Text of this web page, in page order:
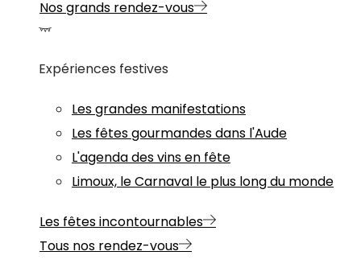
Nos grands rendez-vous
Expériences festives
Les grandes manifestations
Les fêtes gourmandes dans l'Aude
L'agenda des vins en fête
Limoux, le Carnaval le plus long du monde
Les fêtes incontournables
Tous nos rendez-vous